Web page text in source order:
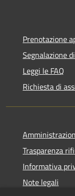
Prenotazione
Segnalazione
Leggi le FAQ
Richiesta di
Trasparenza
Informativa
Note legali